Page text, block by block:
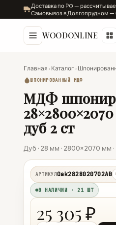
Доставка по РФ —
Самовывоз в Долгопрудном —
WOODONLINE
Главная › Каталог ›
ШПОНИРОВАННЫЙ МДФ
МДФ
дуб 2 ст
Дуб · 28 мм · 2800×2070 мм
АРТИКУЛOak2828020702AB
В НАЛИЧИИ · 21 ШТ
25 305 ₽